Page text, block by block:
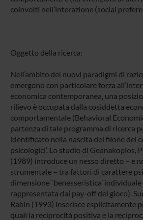
coinvolti nell’interazione (social
Oggetto della ricerca:
Nell’ambito dei nuovi paradigmi di
emergono con particolare forza
economica contemporanea, una
rilievo è occupata dalla cosiddetta
comportamentale (Behavioral
partenza di tale programma di ricerca
identificato nella nascita del filone dei
psicologici’. Lo studio di Geanakoplos,
(1989) introduce un nesso diretto – e
strumentale – tra fattori di carattere
dimensione `benesseristica’
rappresentata dai pay-off del gioco).
Rabin (1993) inserisce esplicitamente
quali la reciprocità positiva e la